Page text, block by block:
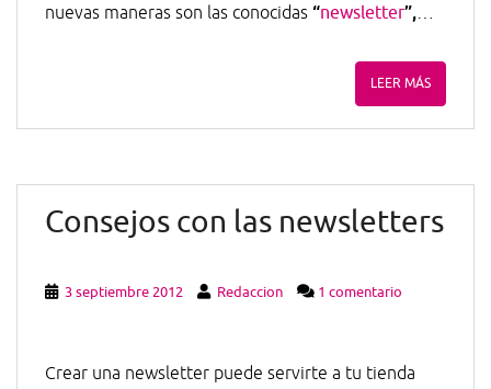
nuevas maneras son las conocidas “newsletter”,…
LEER MÁS
Consejos con las newsletters
3 septiembre 2012 Redaccion 1 comentario
Crear una newsletter puede servirte a tu tienda